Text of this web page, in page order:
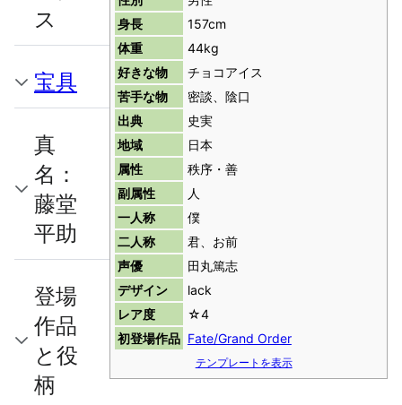
身長
157cm
体重
44kg
好きな物
チョコアイス
苦手な物
密談、陰口
出典
史実
地域
日本
属性
秩序・善
副属性
人
一人称
僕
二人称
君、お前
声優
田丸篤志
デザイン
lack
レア度
☆4
初登場作品 Fate/Grand Order
テンプレートを表示
ス
宝具
真
名：
藤堂
平助
登場
作品
と役
柄